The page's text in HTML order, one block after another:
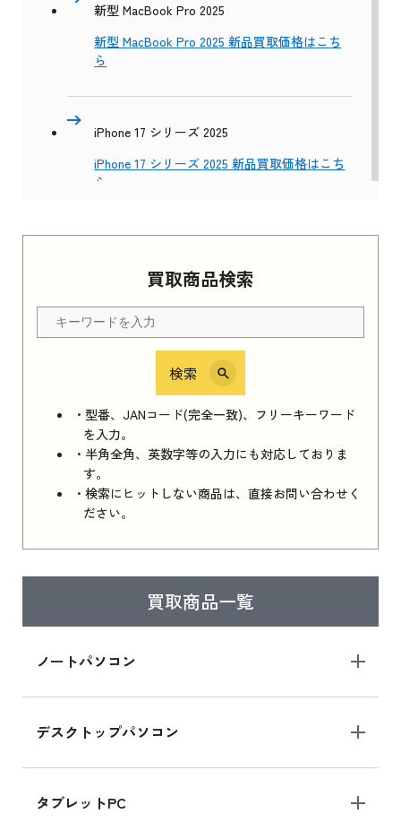
買取商品検索
検索
・型番、JANコード(完全一致)、フリーキーワード
を入力。
・半角全角、英数字等の入力にも対応しておりま
す。
・検索にヒットしない商品は、直接お問い合わせく
ださい。
買取商品一覧
ノートパソコン
デスクトップパソコン
タブレットPC
新型 MacBook Pro 2025
新型 MacBook Pro 2025 新品買取価格はこち
ら
iPhone 17 シリーズ 2025
iPhone 17 シリーズ 2025 新品買取価格はこち
ら
Apple Watch Series 11 2025 新品買取価格はこ
ちら
iPhone 16e シリーズ 2025
iPhone 16e シリーズ 2025 新品買取価格はこち
ら
iPad 11インチ 2025年春モデル
はこちら
ら
iPad mini シリーズ 2024
iPad mini 8.3インチ の新品買取価格